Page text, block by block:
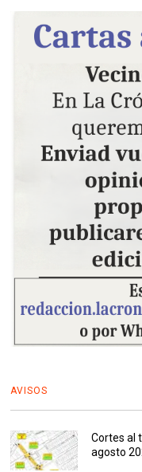
AVISOS
Cortes al
agosto